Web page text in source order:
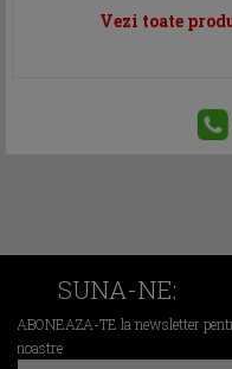
Vezi toate
SUNA-NE:
ABONEAZA-TE la newsletter
noastre